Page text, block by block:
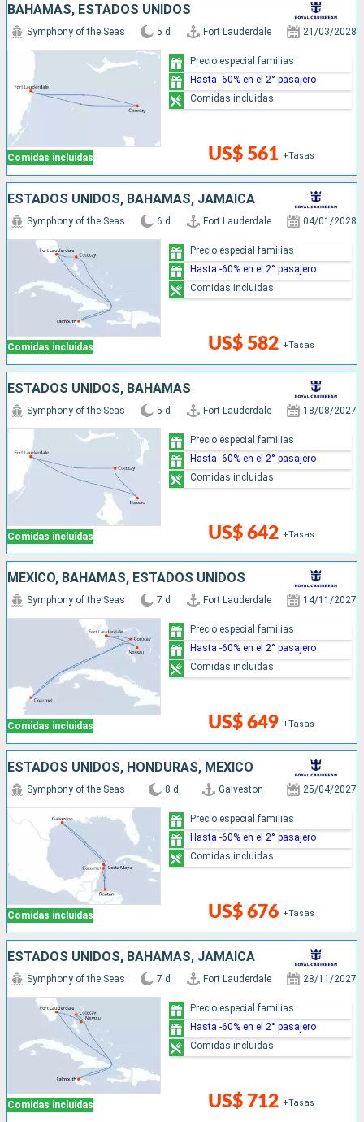
BAHAMAS, ESTADOS UNIDOS
Comidas incluidas
Symphony of the Seas 5 d Fort Lauderdale 21/03/2028
US$ 561 +Tasas
Precio especial familias
Hasta -60% en el 2° pasajero
Comidas incluidas
ESTADOS UNIDOS, BAHAMAS, JAMAICA
Comidas incluidas
Symphony of the Seas 6 d Fort Lauderdale 04/01/2028
US$ 582 +Tasas
Precio especial familias
Hasta -60% en el 2° pasajero
Comidas incluidas
ESTADOS UNIDOS, BAHAMAS
Comidas incluidas
Symphony of the Seas 5 d Fort Lauderdale 18/08/2027
US$ 642 +Tasas
Precio especial familias
Hasta -60% en el 2° pasajero
Comidas incluidas
MÉXICO, BAHAMAS, ESTADOS UNIDOS
Comidas incluidas
Symphony of the Seas 7 d Fort Lauderdale 14/11/2027
US$ 649 +Tasas
Precio especial familias
Hasta -60% en el 2° pasajero
Comidas incluidas
ESTADOS UNIDOS, HONDURAS, MÉXICO
Comidas incluidas
Symphony of the Seas 8 d Galveston 25/04/2027
US$ 676 +Tasas
Precio especial familias
Hasta -60% en el 2° pasajero
Comidas incluidas
ESTADOS UNIDOS, BAHAMAS, JAMAICA
Comidas incluidas
Symphony of the Seas 7 d Fort Lauderdale 28/11/2027
US$ 712 +Tasas
Precio especial familias
Hasta -60% en el 2° pasajero
Comidas incluidas